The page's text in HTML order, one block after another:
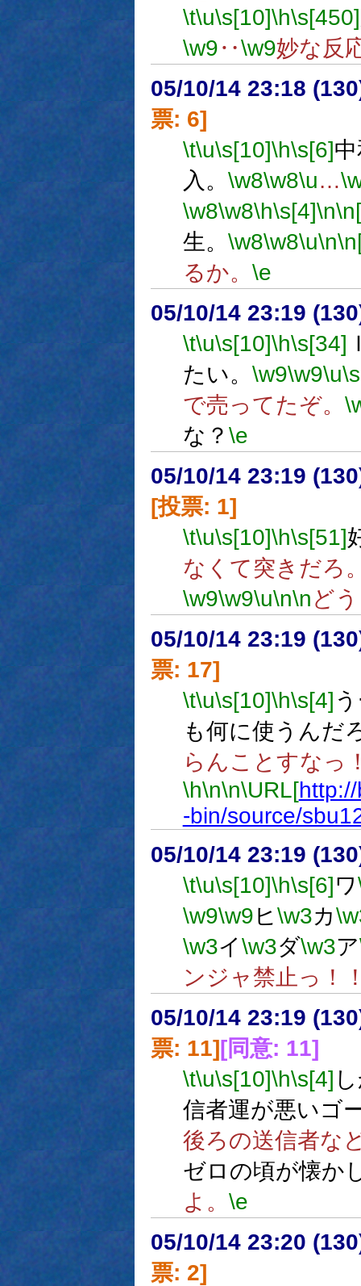
\t\u\s[10]\h\s[450]
\w9‥\w9妙な反
05/10/14 23:18
票: 6]
\t\u\s[10]\h\s[6]
入。 \w8\w8\u…
\w8\w8\h\s[4]\n
生。 \w8\w8\u\n
るか。 \e
05/10/14 23:19
\t\u\s[10]\h\s[34]
たい。 \w9\w9\u
で売ってたぞ。
な？ \e
05/10/14 23:19
[投票: 1]
\t\u\s[10]\h\s[51]
なくて突きだろ
\w9\w9\u\n\nど
05/10/14 23:19
票: 17]
\t\u\s[10]\h\s[4]
も何に使うんだ
らんことすなっ
\h\n\n\URL[
-bin/source/
05/10/14 23:19
\t\u\s[10]\h\s[6]ワ
\w9\w9ヒ\w3カ
\w3イ\w3ダ\w3ア
ンジャ禁止っ！
05/10/14 23:19
票: 11][同意: 11]
\t\u\s[10]\h\s[4]
信者運が悪いゴ
後ろの送信者な
ゼロの頃が懐か
よ。 \e
05/10/14 23:20
票: 2]